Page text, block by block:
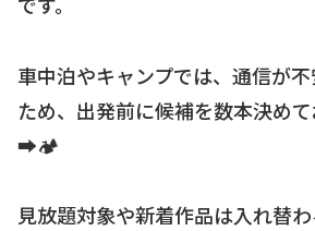
車中泊やキャンプでは、通信が
ため、出発前に候補を数本決め
➡️🏕
見放題対象や新着作品は入れ替